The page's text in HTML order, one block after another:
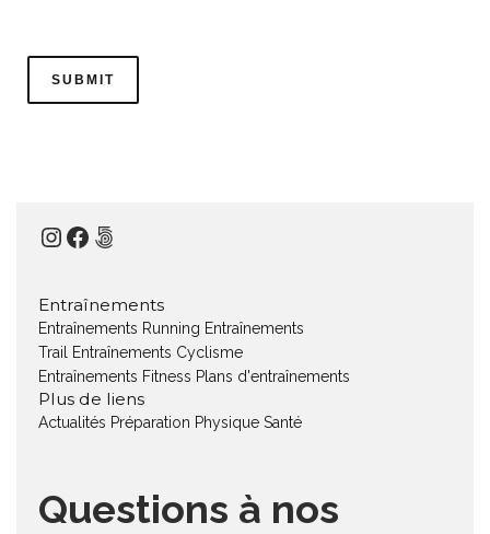
Instagram
Facebook
500px
Entraînements
Entraînements Running Entraînements
Trail
Entraînements Cyclisme
Entraînements Fitness Plans d'entraînements
Plus de liens
Actualités Préparation Physique Santé
Questions à nos